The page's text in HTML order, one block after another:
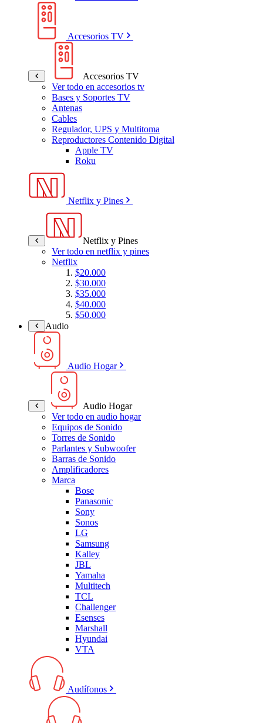
Accesorios TV
Accesorios TV
Ver todo en accesorios tv
Bases y Soportes TV
Antenas
Cables
Regulador, UPS y Multitoma
Reproductores Contenido Digital
Apple TV
Roku
Netflix y Pines
Netflix y Pines
Ver todo en netflix y pines
Netflix
$20.000
$30.000
$35.000
$40.000
$50.000
Audio
Audio Hogar
Audio Hogar
Ver todo en audio hogar
Equipos de Sonido
Torres de Sonido
Parlantes y Subwoofer
Barras de Sonido
Amplificadores
Marca
Bose
Panasonic
Sony
Sonos
LG
Samsung
Kalley
JBL
Yamaha
Multitech
TCL
Challenger
Esenses
Marshall
Hyundai
VTA
Audífonos